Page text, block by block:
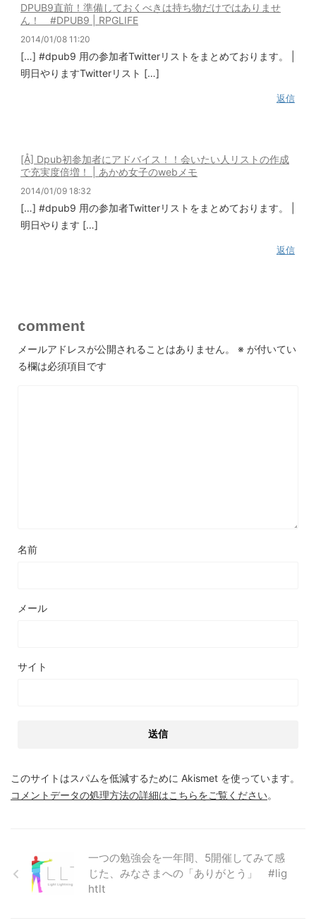
DPUB9直前！準備しておくべきは持ち物だけではありませ
ん！ #DPUB9 | RPGLIFE
2014/01/08 11:20
[…] #dpub9 用の参加者Twitterリストをまとめております。 |
明日やりますTwitterリスト […]
返信
[Å] Dpub初参加者にアドバイス！！会いたい人リストの作成
で充実度倍増！ | あかめ女子のwebメモ
2014/01/09 18:32
[…] #dpub9 用の参加者Twitterリストをまとめております。 |
明日やります […]
返信
comment
メールアドレスが公開されることはありません。 ※ が付いてい
る欄は必須項目です
名前
メール
サイト
このサイトはスパムを低減するために Akismet を使っています。
コメントデータの処理方法の詳細はこちらをご覧ください。
一つの勉強会を一年間、5開催してみて感
じた、みなさまへの「ありがとう」 #lig
htlt